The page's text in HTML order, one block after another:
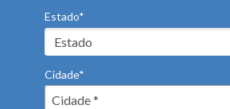
Estado*
Cidade*
Cidade *
Cidade*